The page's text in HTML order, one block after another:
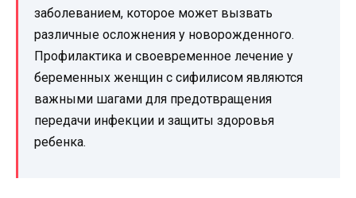
заболеванием, которое может вызвать
различные осложнения у новорожденного.
Профилактика и своевременное лечение у
беременных женщин с сифилисом являются
важными шагами для предотвращения
передачи инфекции и защиты здоровья
ребенка.